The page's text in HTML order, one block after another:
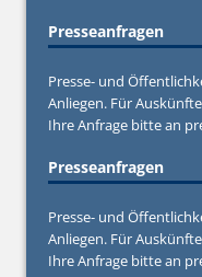
Presseanfragen
Presse- und
Anliegen. Für
Ihre Anfrage bitte an
Presseanfragen
Presse- und
Anliegen. Für
Ihre Anfrage bitte an